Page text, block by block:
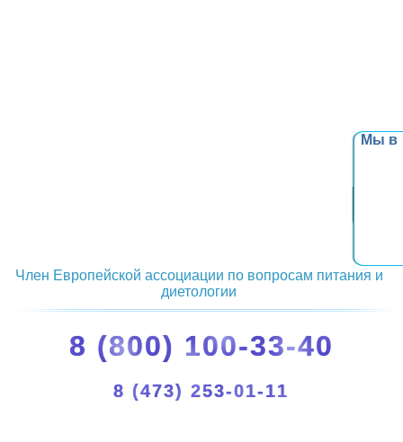
Мы в
Член Европейской ассоциации по вопросам питания и
диетологии
8 (800) 100-33-40
8 (473) 253-01-11